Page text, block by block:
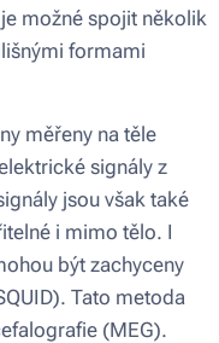
možné spojit několik
formami
měřeny na těle
signály z
jsou však také
i mimo tělo. I
být zachyceny
Tato metoda
(MEG).